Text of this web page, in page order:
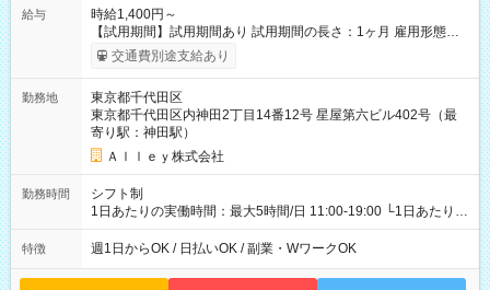
給与
時給1,400円～
【試用期間】試用期間あり 試用期間の長さ：1ヶ月 雇用形態、
給与は本採用時と同じです。
交通費別途支給あり
勤務地
東京都千代田区
東京都千代田区内神田2丁目14番12号 星屋第六ビル402号（最
寄り駅：神田駅）
Ａｌｌｅｙ株式会社
勤務時間
シフト制
1日あたりの実働時間：最大5時間/日 11:00-19:00 └1日あたりの
実働時間：1-5時間 └上記の時間帯内であれば、いつでも勤務可
能！ └平日・土曜日の中で、お好きな曜日でご勤務いただけま
18:00 などのように、自由な働き方が可能なお仕事です！
特徴 週1日からOK / 日払いOK / 副業・WワークOK